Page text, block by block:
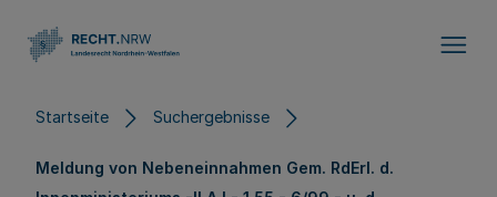
Startseite Suchergebnisse
Meldung von Nebeneinnahmen Gem. RdErl. d.